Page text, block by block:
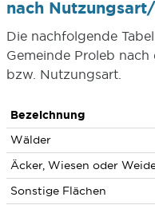
nach
Die nachfolgende
Gemeinde Proleb
bzw. Nutzungsart.
Bezeichnung
Wälder
Äcker, Wiesen oder
Sonstige Flächen